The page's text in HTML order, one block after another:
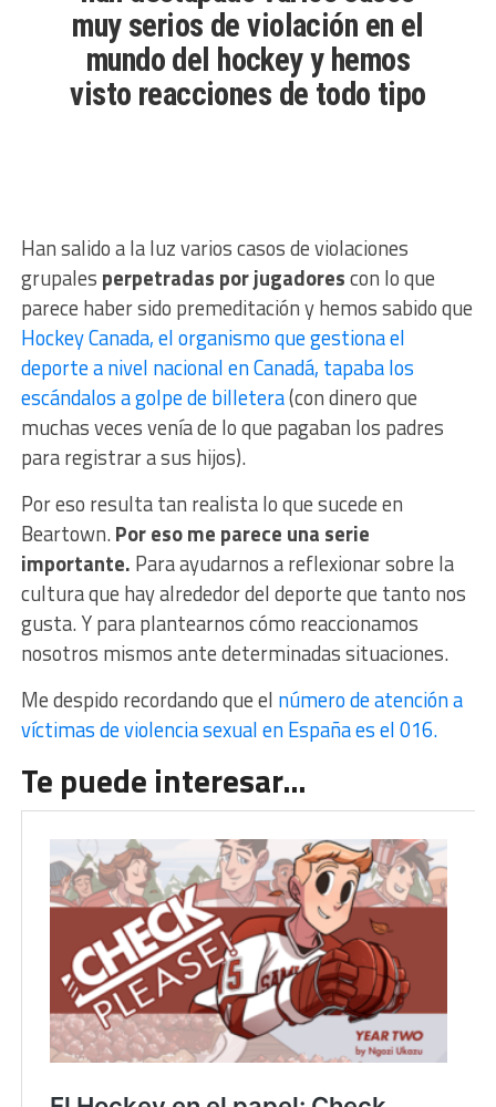
muy serios de violación en el
mundo del hockey y hemos
visto reacciones de todo tipo
Han salido a la luz varios casos de violaciones
grupales perpetradas por jugadorescon lo que
parece haber sido premeditación y hemos sabido que
Hockey Canada, el organismo que gestiona el
deporte a nivel nacional en Canadá, tapaba los
escándalos a golpe de billetera(con dinero que
muchas veces venía de lo que pagaban los padres
para registrar a sus hijos).
Por eso resulta tan realista lo que sucede en
Beartown.Por eso me parece una serie
importante. Para ayudarnos a reflexionar sobre la
cultura que hay alrededor del deporte que tanto nos
gusta. Y para plantearnos cómo reaccionamos
nosotros mismos ante determinadas situaciones.
Me despido recordando que el número de atención a
víctimas de violencia sexual en España es el 016.
Te puede interesar…